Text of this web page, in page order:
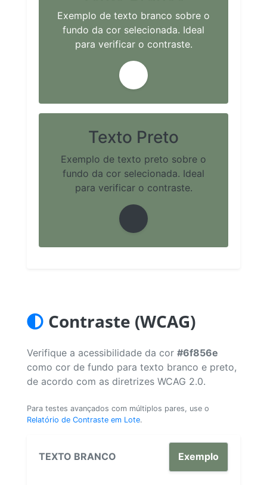
Exemplo de texto branco sobre o
fundo da cor selecionada. Ideal
para verificar o contraste.
Texto Preto
Exemplo de texto preto sobre o
fundo da cor selecionada. Ideal
para verificar o contraste.
Contraste (WCAG)
Verifique a acessibilidade da cor #6f856e
como cor de fundo para texto branco e preto,
de acordo com as diretrizes WCAG 2.0.
Para testes avançados com múltiplos pares, use o
Relatório de Contraste em Lote.
TEXTO BRANCO Exemplo